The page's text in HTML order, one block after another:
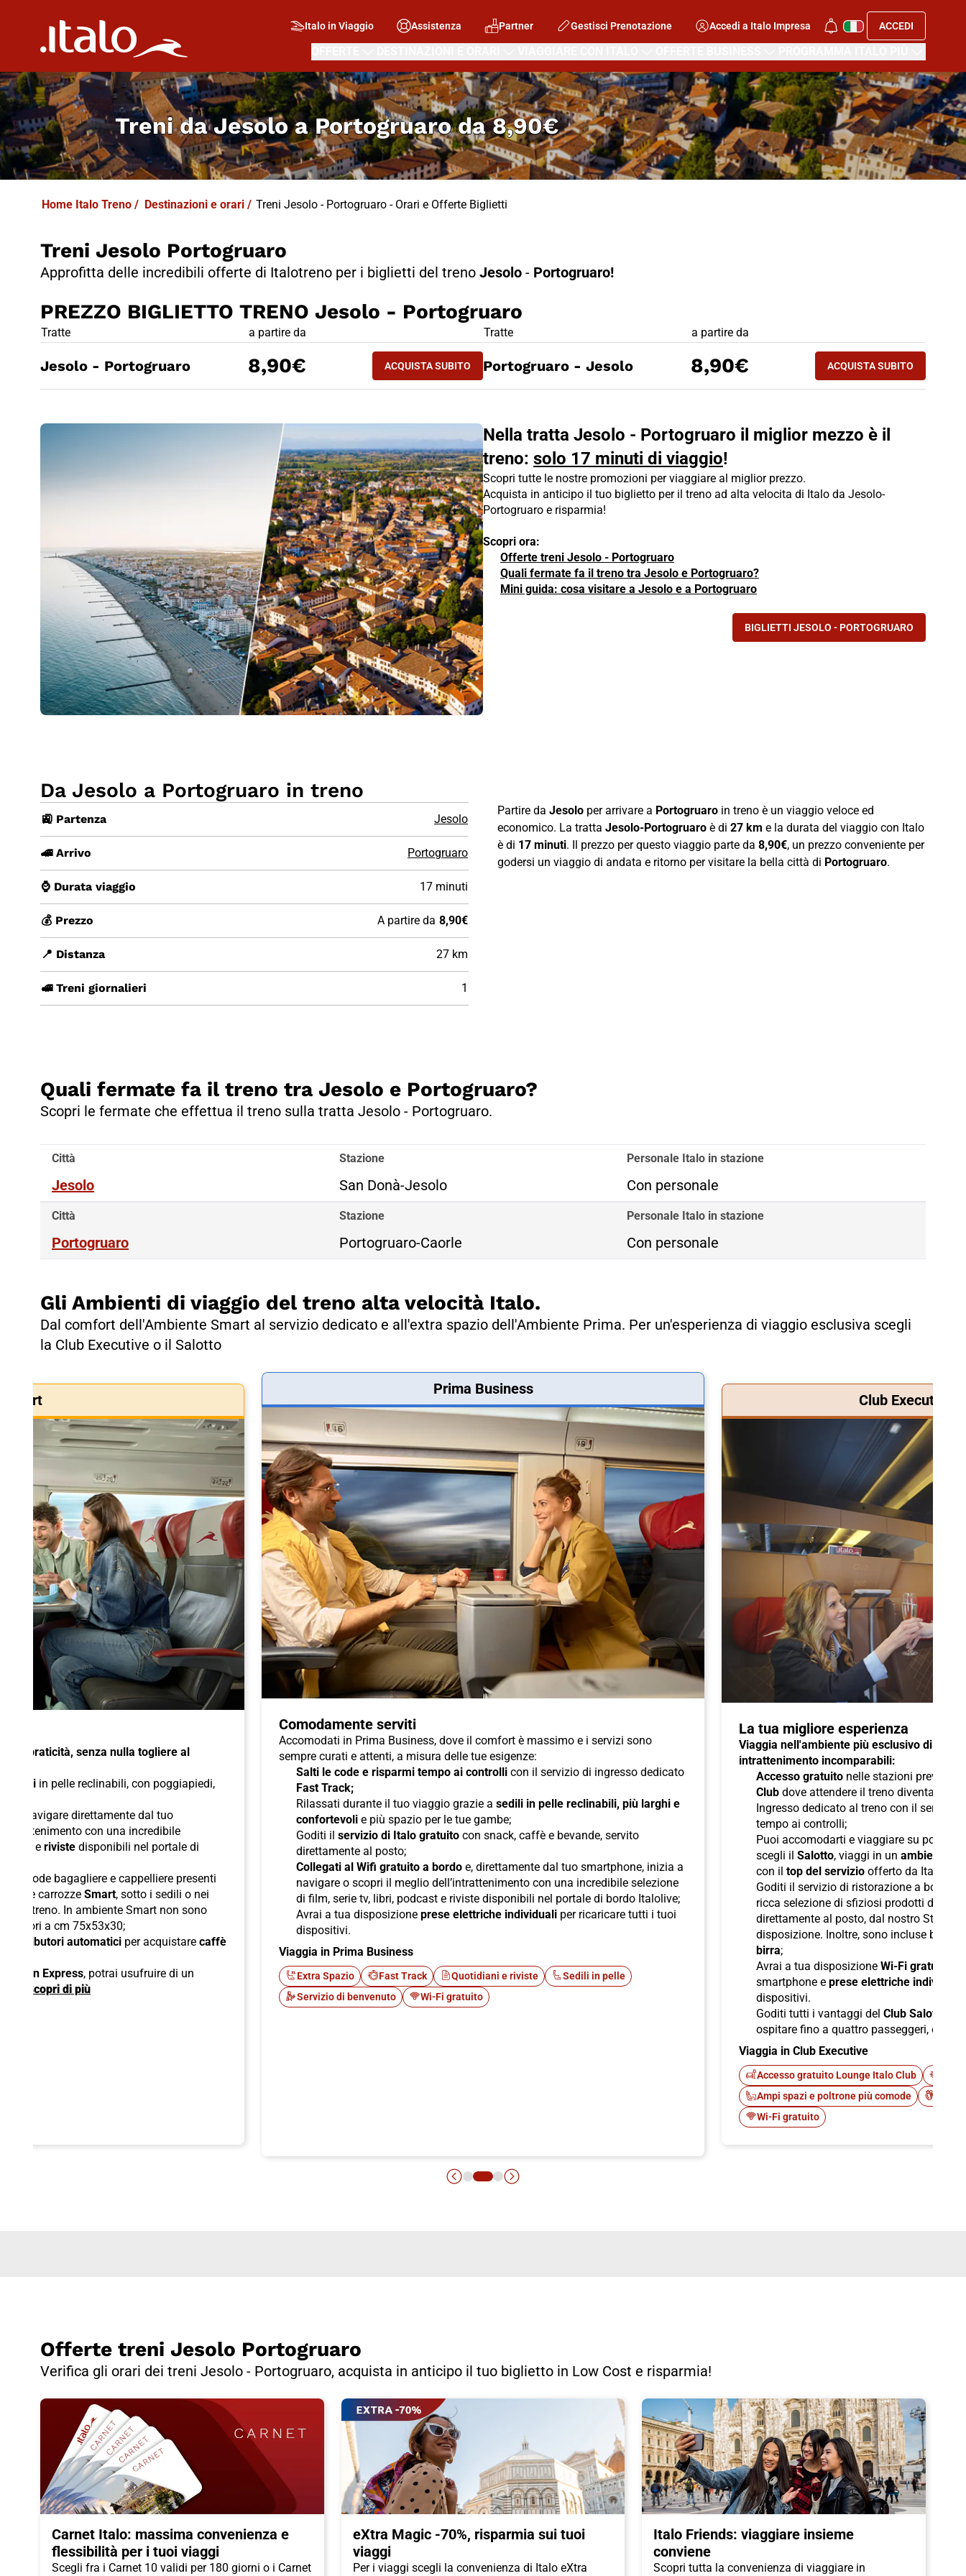
Italo in Viaggio Assistenza Partner Gestisci Prenotazione Accedi a Italo Impresa ACCEDI
Treni daJesolo a Portogruaroda8,90€
Home Italo Treno / Destinazioni e orari / Treni Jesolo - Portogruaro - Orari e Offerte Biglietti
Treni Jesolo Portogruaro
Approfitta delle incredibili offerte di Italotreno per i biglietti del treno Jesolo - Portogruaro!
PREZZO BIGLIETTO TRENO Jesolo - Portogruaro
PREZZO BIGLIETTO TRENO Jesolo - Portogruaro
Tratte a partire da
ACQUISTA SUBITO
Jesolo - Portogruaro 8,90€ ACQUISTA SUBITOJESOLO - PORTOGRUARO
PREZZO BIGLIETTO TRENO Jesolo - Portogruaro
Tratte a partire da
ACQUISTA SUBITO
Portogruaro - Jesolo 8,90€ ACQUISTA SUBITO
PORTOGRUARO -
Nella tratta Jesolo - Portogruaro il miglior mezzo è il
treno: solo 17 minuti di viaggio!
Scopri tutte le nostre promozioni per viaggiare al miglior prezzo.
Acquista in anticipo il tuo biglietto per il treno ad alta velocita di Italo da Jesolo-
Portogruaro e risparmia!
Scopri ora:
Offerte treni Jesolo - Portogruaro
Quali fermate fa il treno tra Jesolo e Portogruaro?
Mini guida: cosa visitare a Jesolo e a Portogruaro
BIGLIETTI JESOLO - PORTOGRUARO
Da Jesolo a Portogruaro in treno
🚉 Partenza Jesolo
🚄 Arrivo Portogruaro
⌚ Durata viaggio 17 minuti
💰 Prezzo A partire da 8,90€
📍 Distanza 27 km
🚅 Treni giornalieri 1
Partire da Jesolo per arrivare a Portogruaro in treno è un viaggio veloce ed
economico. La tratta Jesolo-Portogruaro è di 27 km e la durata del viaggio con Italo
è di 17 minuti. Il prezzo per questo viaggio parte da 8,90€, un prezzo conveniente per
godersi un viaggio di andata e ritorno per visitare la bella città di Portogruaro.
Quali fermate fa il treno tra Jesolo e Portogruaro?
Scopri le fermate che effettua il treno sulla tratta Jesolo - Portogruaro.
Città
Jesolo
Stazione
San Donà-Jesolo
Personale Italo in stazione
Con personale
Città
Portogruaro
Stazione
Portogruaro-Caorle
Personale Italo in stazione
Con personale
Gli Ambienti di viaggio del treno alta velocità Italo.
Dal comfort dell'Ambiente Smart al servizio dedicato e all'extra spazio dell'Ambiente Prima. Per un'esperienza di viaggio esclusiva scegli
la Club Executive o il Salotto
Smart
e praticità, senza nulla togliere al
sedili in pelle reclinabili, con poggiapiedi,
per navigare direttamente dal tuo
con una incredibile
e riviste disponibili nel portale di
comode bagagliere e cappelliere presenti
nelle carrozze Smart, sotto i sedili o nei
del treno. In ambiente Smart non sono
a cm 75x53x30;
distributori automatici per acquistare caffè
Express, potrai usufruire di un
Scopri di più
Prima Business
Comodamente serviti
Accomodati in Prima Business, dove il comfort è massimo e i servizi sono
sempre curati e attenti, a misura delle tue esigenze:
Salti le code e risparmi tempo ai controlli con il servizio di ingresso dedicato
Fast Track;
Rilassati durante il tuo viaggio grazie a sedili in pelle reclinabili, più larghi e
confortevoli e più spazio per le tue gambe;
Goditi il servizio di Italo gratuito con snack, caffè e bevande, servito
direttamente al posto;
Collegati al Wifi gratuito a bordo e, direttamente dal tuo smartphone, inizia a
navigare o scopri il meglio dell’intrattenimento con una incredibile selezione
di film, serie tv, libri, podcast e riviste disponibili nel portale di bordo Italolive;
Avrai a tua disposizione prese elettriche individuali per ricaricare tutti i tuoi
dispositivi.
Viaggia in Prima Business
Extra Spazio Fast Track Quotidiani e riviste
Sedili in pelle
Servizio di benvenuto
Wi-Fi gratuito
Club Executive
La tua migliore esperienza
Viaggia nell'ambiente più esclusivo di Italo
intrattenimento incomparabili:
Accesso gratuito nelle stazioni previste
Club dove attendere il treno diventa un
Ingresso dedicato al treno con il servizio
tempo ai controlli;
Puoi accomodarti e viaggiare su poltrone
scegli il Salotto, viaggi in un ambiente
con il top del servizio offerto da Italo;
Goditi il servizio di ristorazione a bordo
ricca selezione di sfiziosi prodotti di
direttamente al posto, dal nostro Staff di
disposizione. Inoltre, sono incluse
birra;
Avrai a tua disposizione Wi-Fi gratuito
smartphone e prese elettriche individuali
dispositivi.
Goditi tutti i vantaggi del Club Salotto
ospitare fino a quattro passeggeri,
Viaggia in Club Executive
Accesso gratuito Lounge Italo Club
Ampi spazi e poltrone più comode
Wi-Fi gratuito
Offerte treni Jesolo Portogruaro
Verifica gli orari dei treni Jesolo - Portogruaro, acquista in anticipo il tuo biglietto in Low Cost e risparmia!
Carnet Italo: massima convenienza e
flessibilità per i tuoi viaggi
Scegli fra i Carnet 10 validi per 180 giorni o i Carnet
eXtra Magic -70%, risparmia sui tuoi
viaggi
Per i viaggi scegli la convenienza di Italo eXtra
Italo Friends: viaggiare insieme
conviene
Scopri tutta la convenienza di viaggiare in